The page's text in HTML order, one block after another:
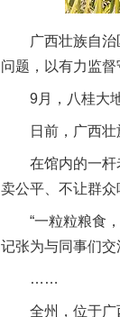
广西壮族自治区
问题，以有力监
9月，八桂大地
日前，广西壮族
在馆内的一杆老
卖公平、不让群
“一粒粒粮食，
记张为与同事们交
……
全州，位于广西